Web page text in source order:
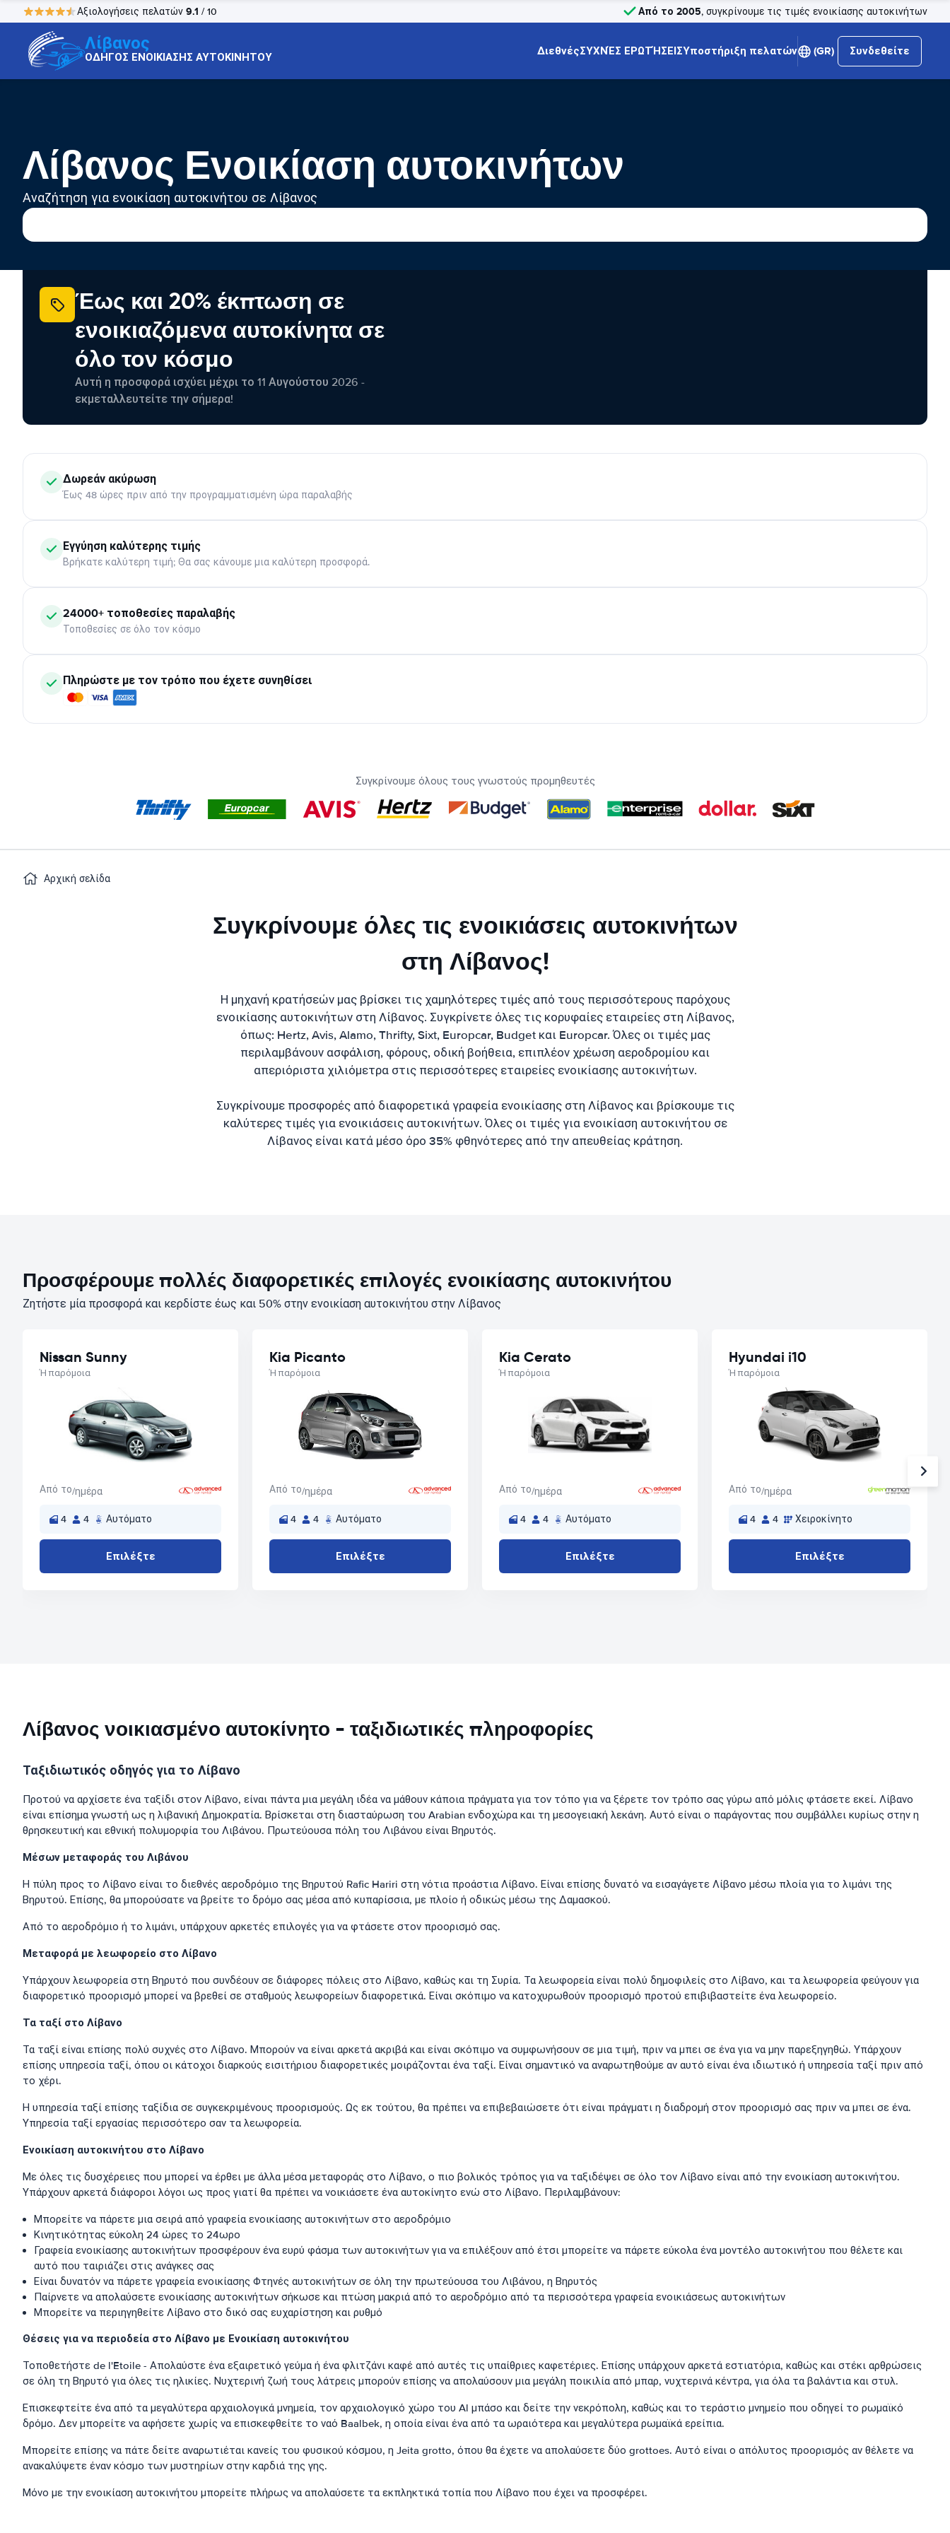
Αξιολογήσεις πελατών 9.1 / 10 Από το 2005, συγκρίνουμε τις τιμές ενοικίασης αυτοκινήτων
Λίβανος
ΟΔΗΓΟΣ ΕΝΟΙΚΙΑΣΗΣ ΑΥΤΟΚΙΝΗΤΟΥ ΔιεθνέςΣΥΧΝΈΣ ΕΡΩΤΉΣΕΙΣΥποστήριξη πελατών (GR) Συνδεθείτε
Λίβανος Ενοικίαση αυτοκινήτων
Αναζήτηση για ενοικίαση αυτοκινήτου σε Λίβανος
Έως και 20% έκπτωση σε
ενοικιαζόμενα αυτοκίνητα σε
όλο τον κόσμο
Αυτή η προσφορά ισχύει μέχρι το 11 Αυγούστου 2026 -
εκμεταλλευτείτε την σήμερα!
Δωρεάν ακύρωση
Έως 48 ώρες πριν από την προγραμματισμένη ώρα παραλαβής
Εγγύηση καλύτερης τιμής
Βρήκατε καλύτερη τιμή; Θα σας κάνουμε μια καλύτερη προσφορά.
24000+ τοποθεσίες παραλαβής
Τοποθεσίες σε όλο τον κόσμο
Πληρώστε με τον τρόπο που έχετε συνηθίσει
Συγκρίνουμε όλους τους γνωστούς προμηθευτές
Αρχική σελίδα
Συγκρίνουμε όλες τις ενοικιάσεις αυτοκινήτων
στη Λίβανος!
Η μηχανή κρατήσεών μας βρίσκει τις χαμηλότερες τιμές από τους περισσότερους παρόχους
ενοικίασης αυτοκινήτων στη Λίβανος. Συγκρίνετε όλες τις κορυφαίες εταιρείες στη Λίβανος,
όπως: Hertz, Avis, Alamo, Thrifty, Sixt, Europcar, Budget και Europcar. Όλες οι τιμές μας
περιλαμβάνουν ασφάλιση, φόρους, οδική βοήθεια, επιπλέον χρέωση αεροδρομίου και
απεριόριστα χιλιόμετρα στις περισσότερες εταιρείες ενοικίασης αυτοκινήτων.
Συγκρίνουμε προσφορές από διαφορετικά γραφεία ενοικίασης στη Λίβανος και βρίσκουμε τις
καλύτερες τιμές για ενοικιάσεις αυτοκινήτων. Όλες οι τιμές για ενοικίαση αυτοκινήτου σε
Λίβανος είναι κατά μέσο όρο 35% φθηνότερες από την απευθείας κράτηση.
Προσφέρουμε πολλές διαφορετικές επιλογές ενοικίασης αυτοκινήτου
Ζητήστε μία προσφορά και κερδίστε έως και 50% στην ενοικίαση αυτοκινήτου στην Λίβανος
Nissan Sunny
Ή παρόμοια
Από το/ημέρα
4 4 Αυτόματο
Επιλέξτε
Kia Picanto
Ή παρόμοια
Από το/ημέρα
4 4 Αυτόματο
Επιλέξτε
Kia Cerato
Ή παρόμοια
Από το/ημέρα
4 4 Αυτόματο
Επιλέξτε
Hyundai i10
Ή παρόμοια
Από το/ημέρα
4 4 Χειροκίνητο
Επιλέξτε
Λίβανος νοικιασμένο αυτοκίνητο - ταξιδιωτικές πληροφορίες
Ταξιδιωτικός οδηγός για το Λίβανο
Προτού να αρχίσετε ένα ταξίδι στον Λίβανο, είναι πάντα μια μεγάλη ιδέα να μάθουν κάποια πράγματα για τον τόπο για να ξέρετε τον τρόπο σας γύρω από μόλις φτάσετε εκεί. Λίβανο
είναι επίσημα γνωστή ως η λιβανική Δημοκρατία. Βρίσκεται στη διασταύρωση του Arabian ενδοχώρα και τη μεσογειακή λεκάνη. Αυτό είναι ο παράγοντας που συμβάλλει κυρίως στην η
θρησκευτική και εθνική πολυμορφία του Λιβάνου. Πρωτεύουσα πόλη του Λιβάνου είναι Βηρυτός.
Μέσων μεταφοράς του Λιβάνου
Η πύλη προς το Λίβανο είναι το διεθνές αεροδρόμιο της Βηρυτού Rafic Hariri στη νότια προάστια Λίβανο. Είναι επίσης δυνατό να εισαγάγετε Λίβανο μέσω πλοία για το λιμάνι της
Βηρυτού. Επίσης, θα μπορούσατε να βρείτε το δρόμο σας μέσα από κυπαρίσσια, με πλοίο ή οδικώς μέσω της Δαμασκού.
Από το αεροδρόμιο ή το λιμάνι, υπάρχουν αρκετές επιλογές για να φτάσετε στον προορισμό σας.
Μεταφορά με λεωφορείο στο Λίβανο
Υπάρχουν λεωφορεία στη Βηρυτό που συνδέουν σε διάφορες πόλεις στο Λίβανο, καθώς και τη Συρία. Τα λεωφορεία είναι πολύ δημοφιλείς στο Λίβανο, και τα λεωφορεία φεύγουν για
διαφορετικό προορισμό μπορεί να βρεθεί σε σταθμούς λεωφορείων διαφορετικά. Είναι σκόπιμο να κατοχυρωθούν προορισμό προτού επιβιβαστείτε ένα λεωφορείο.
Τα ταξί στο Λίβανο
Τα ταξί είναι επίσης πολύ συχνές στο Λίβανο. Μπορούν να είναι αρκετά ακριβά και είναι σκόπιμο να συμφωνήσουν σε μια τιμή, πριν να μπει σε ένα για να μην παρεξηγηθώ. Υπάρχουν
επίσης υπηρεσία ταξί, όπου οι κάτοχοι διαρκούς εισιτήριου διαφορετικές μοιράζονται ένα ταξί. Είναι σημαντικό να αναρωτηθούμε αν αυτό είναι ένα ιδιωτικό ή υπηρεσία ταξί πριν από
το χέρι.
Η υπηρεσία ταξί επίσης ταξίδια σε συγκεκριμένους προορισμούς. Ως εκ τούτου, θα πρέπει να επιβεβαιώσετε ότι είναι πράγματι η διαδρομή στον προορισμό σας πριν να μπει σε ένα.
Υπηρεσία ταξί εργασίας περισσότερο σαν τα λεωφορεία.
Ενοικίαση αυτοκινήτου στο Λίβανο
Με όλες τις δυσχέρειες που μπορεί να έρθει με άλλα μέσα μεταφοράς στο Λίβανο, ο πιο βολικός τρόπος για να ταξιδέψει σε όλο τον Λίβανο είναι από την ενοικίαση αυτοκινήτου.
Υπάρχουν αρκετά διάφοροι λόγοι ως προς γιατί θα πρέπει να νοικιάσετε ένα αυτοκίνητο ενώ στο Λίβανο. Περιλαμβάνουν:
Μπορείτε να πάρετε μια σειρά από γραφεία ενοικίασης αυτοκινήτων στο αεροδρόμιο
Κινητικότητας εύκολη 24 ώρες το 24ωρο
Γραφεία ενοικίασης αυτοκινήτων προσφέρουν ένα ευρύ φάσμα των αυτοκινήτων για να επιλέξουν από έτσι μπορείτε να πάρετε εύκολα ένα μοντέλο αυτοκινήτου που θέλετε και
αυτό που ταιριάζει στις ανάγκες σας
Είναι δυνατόν να πάρετε γραφεία ενοικίασης Φτηνές αυτοκινήτων σε όλη την πρωτεύουσα του Λιβάνου, η Βηρυτός
Παίρνετε να απολαύσετε ενοικίασης αυτοκινήτων σήκωσε και πτώση μακριά από το αεροδρόμιο από τα περισσότερα γραφεία ενοικιάσεως αυτοκινήτων
Μπορείτε να περιηγηθείτε Λίβανο στο δικό σας ευχαρίστηση και ρυθμό
Θέσεις για να περιοδεία στο Λίβανο με Ενοικίαση αυτοκινήτου
Τοποθετήστε de l'Etoile - Απολαύστε ένα εξαιρετικό γεύμα ή ένα φλιτζάνι καφέ από αυτές τις υπαίθριες καφετέριες. Επίσης υπάρχουν αρκετά εστιατόρια, καθώς και στέκι αρθρώσεις
σε όλη τη Βηρυτό για όλες τις ηλικίες. Νυχτερινή ζωή τους λάτρεις μπορούν επίσης να απολαύσουν μια μεγάλη ποικιλία από μπαρ, νυχτερινά κέντρα, για όλα τα βαλάντια και στυλ.
Επισκεφτείτε ένα από τα μεγαλύτερα αρχαιολογικά μνημεία, τον αρχαιολογικό χώρο του Al μπάσο και δείτε την νεκρόπολη, καθώς και το τεράστιο μνημείο που οδηγεί το ρωμαϊκό
δρόμο. Δεν μπορείτε να αφήσετε χωρίς να επισκεφθείτε το ναό Baalbek, η οποία είναι ένα από τα ωραιότερα και μεγαλύτερα ρωμαϊκά ερείπια.
Μπορείτε επίσης να πάτε δείτε αναρωτιέται κανείς του φυσικού κόσμου, η Jeita grotto, όπου θα έχετε να απολαύσετε δύο grottoes. Αυτό είναι ο απόλυτος προορισμός αν θέλετε να
ανακαλύψετε έναν κόσμο των μυστηρίων στην καρδιά της γης.
Μόνο με την ενοικίαση αυτοκινήτου μπορείτε πλήρως να απολαύσετε τα εκπληκτικά τοπία που Λίβανο που έχει να προσφέρει.